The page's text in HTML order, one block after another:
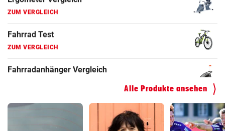
Hoverboard Vergleich
ZUM VERGLEICH
Kinderfahrrad Vergleich
ZUM VERGLEICH
Alle Produkte ansehen